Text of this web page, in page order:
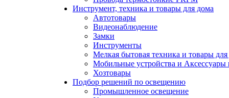
Инструмент, техника и товары для дома
Автотовары
Видеонаблюдение
Замки
Инструменты
Мелкая бытовая техника и товары для
Мобильные устройства и Аксессуары
Хозтовары
Подбор решений по освещению
Промышленное освещение